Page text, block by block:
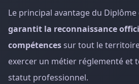
Le principal avantage du Diplôme
garantit la reconnaissance
compétencessur tout le
exercer un métier réglementé et
statut professionnel.